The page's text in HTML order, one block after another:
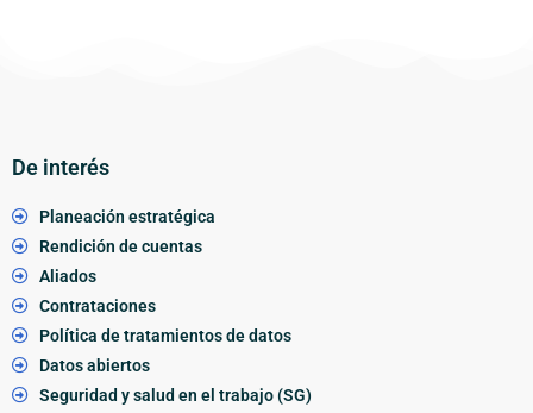
De interés
Planeación estratégica
Rendición de cuentas
Aliados
Contrataciones
Política de tratamientos de datos
Datos abiertos
Seguridad y salud en el trabajo (SG)